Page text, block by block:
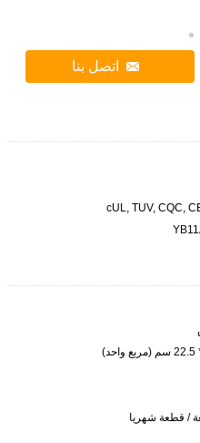
اتصل بنا
cUL, TUV, CQC,